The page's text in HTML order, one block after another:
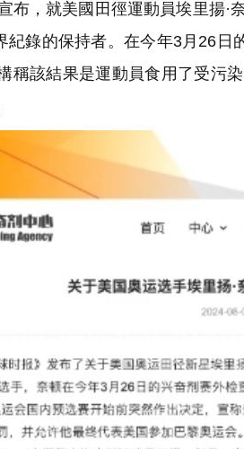
布，就美國田徑運動員埃里揚
紀錄的保持者。在今年3月26
稱該結果是運動員食用了受污